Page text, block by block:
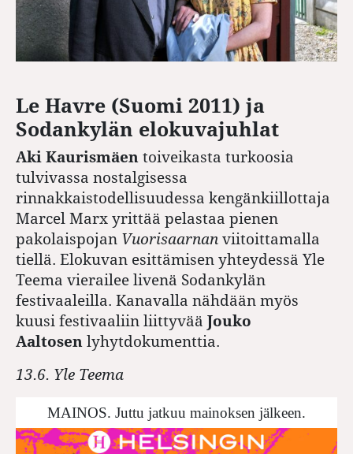
Le Havre (Suomi 2011) ja
Sodankylän elokuvajuhlat
Aki Kaurismäen toiveikasta turkoosia
tulvivassa nostalgisessa
rinnakkaistodellisuudessa kengänkiillottaja
Marcel Marx yrittää pelastaa pienen
pakolaispojan Vuorisaarnan viitoittamalla
tiellä. Elokuvan esittämisen yhteydessä Yle
Teema vierailee livenä Sodankylän
festivaaleilla. Kanavalla nähdään myös
kuusi festivaaliin liittyvää Jouko
Aaltosen lyhytdokumenttia.
13.6. Yle Teema
MAINOS. Juttu jatkuu mainoksen jälkeen.